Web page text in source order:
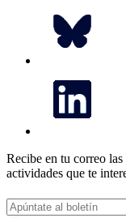
Recibe en tu correo
actividades que te